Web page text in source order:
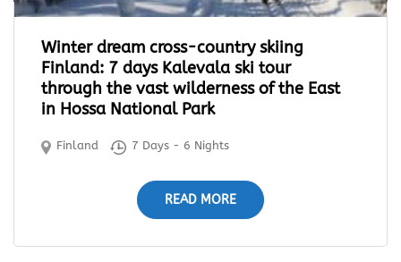
Winter dream cross-country skiing
Finland: 7 days Kalevala ski tour
through the vast wilderness of the East
in Hossa National Park
Finland 7 Days - 6 Nights
READ MORE